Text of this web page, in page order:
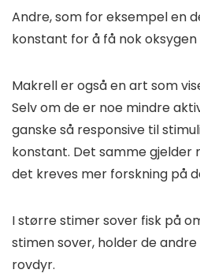
Andre, som for eksempel en
konstant for å få nok
Makrell er også en art som
Selv om de er noe mindre
ganske så responsive til
konstant. Det samme gjelder
det kreves mer forskning på
I større stimer sover fisk på
stimen sover, holder de
rovdyr.